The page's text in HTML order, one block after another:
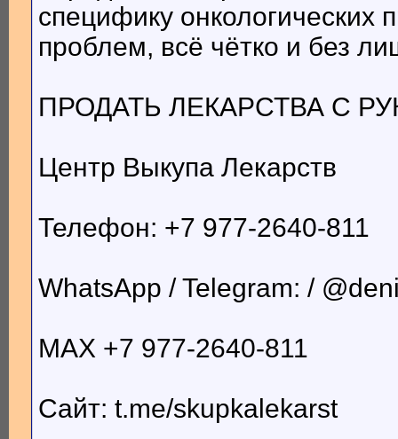
специфику онкологических
проблем, всё чётко и без
ПРОДАТЬ ЛЕКАРСТВА С
Центр Выкупа Лекарств
Телефон: +7 977-2640-811
WhatsApp / Telegram: /
MAX +7 977-2640-811
Сайт: t.me/skupkalekarst